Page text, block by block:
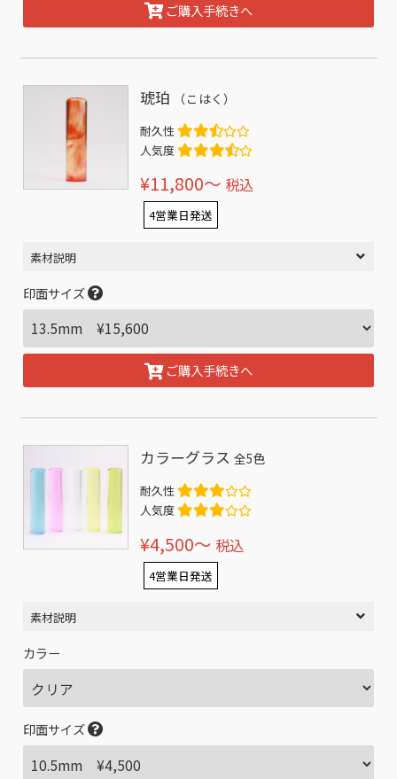
ご購入手続きへ
琥珀 （こはく）
耐久性
人気度
¥11,800〜 税込
4営業日発送
素材説明
印面サイズ
ご購入手続きへ
カラーグラス全5色
耐久性
人気度
¥4,500〜 税込
4営業日発送
素材説明
カラー
印面サイズ